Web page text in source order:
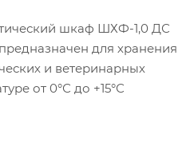
шкаф ШХФ-1,0 ДС
для хранения
и ветеринарных
от 0°С до +15°С